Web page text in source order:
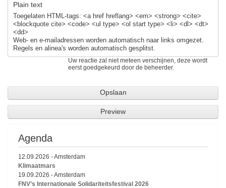
Plain text
Toegelaten HTML-tags: <a href hreflang> <em> <strong> <cite>
<blockquote cite> <code> <ul type> <ol start type> <li> <dl> <dt>
<dd>
Web- en e-mailadressen worden automatisch naar links omgezet.
Regels en alinea's worden automatisch gesplitst.
Uw reactie zal niet meteen verschijnen, deze wordt
eerst goedgekeurd door de beheerder.
Agenda
12.09.2026 -Amsterdam
Klimaatmars
19.09.2026 -Amsterdam
FNV’s Internationale Solidariteitsfestival 2026